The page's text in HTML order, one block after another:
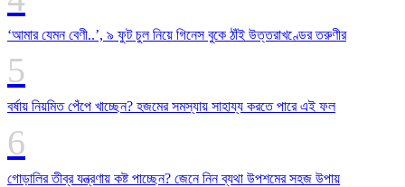
‘আমার যেমন বেণী..’, ৯ ফুট চুল নিয়ে গিনেস বুকে ঠাঁই উত্তরাখণ্ডের তরুণীর
বর্ষায় নিয়মিত পেঁপে খাচ্ছেন? হজমের সমস্যায় সাহায্য করতে পারে এই ফল
গোড়ালির তীব্র যন্ত্রণায় কষ্ট পাচ্ছেন? জেনে নিন ব্যথা উপশমের সহজ উপায়